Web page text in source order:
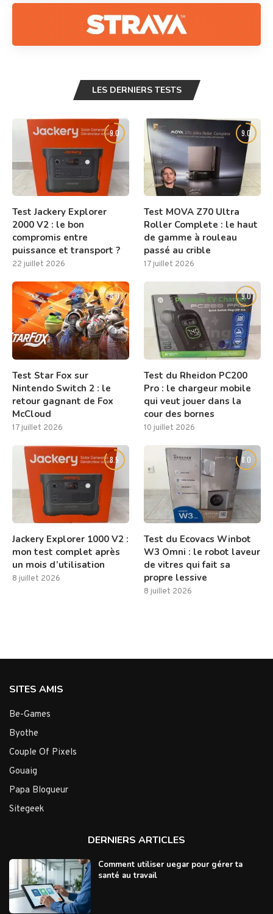
LES DERNIERS TESTS
9.0
Test Jackery Explorer
2000 V2 : le bon
compromis entre
puissance et transport ?
22 juillet 2026
9.0
Test MOVA Z70 Ultra
Roller Complete : le haut
de gamme à rouleau
passé au crible
17 juillet 2026
8.0
Test Star Fox sur
Nintendo Switch 2 : le
retour gagnant de Fox
McCloud
17 juillet 2026
9.0
Test du Rheidon PC200
Pro : le chargeur mobile
qui veut jouer dans la
cour des bornes
10 juillet 2026
8.5
Jackery Explorer 1000 V2 :
mon test complet après
un mois d’utilisation
8 juillet 2026
8.0
Test du Ecovacs Winbot
W3 Omni : le robot laveur
de vitres qui fait sa
propre lessive
8 juillet 2026
SITES AMIS
Be-Games
Byothe
Couple Of Pixels
Gouaig
Papa Blogueur
Sitegeek
DERNIERS ARTICLES
Comment utiliser uegar pour gérer ta
santé au travail